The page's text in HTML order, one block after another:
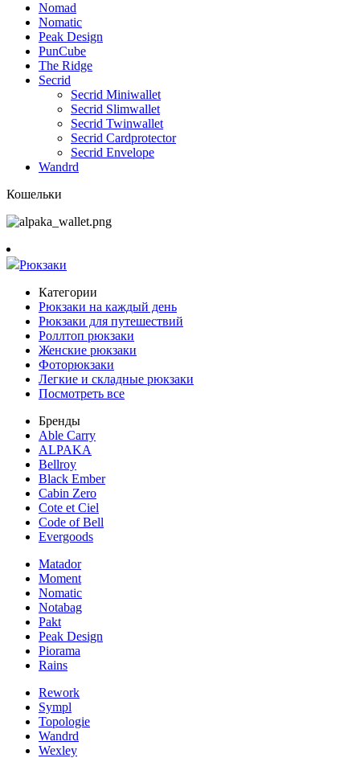
Nomad
Nomatic
Peak Design
PunCube
The Ridge
Secrid
Secrid Miniwallet
Secrid Slimwallet
Secrid Twinwallet
Secrid Cardprotector
Secrid Envelope
Wandrd
Кошельки
Рюкзаки
Категории
Рюкзаки на каждый день
Рюкзаки для путешествий
Роллтоп рюкзаки
Женские рюкзаки
Фоторюкзаки
Легкие и складные рюкзаки
Посмотреть все
Бренды
Able Carry
ALPAKA
Bellroy
Black Ember
Cabin Zero
Cote et Ciel
Code of Bell
Evergoods
Matador
Moment
Nomatic
Notabag
Pakt
Peak Design
Piorama
Rains
Rework
Sympl
Topologie
Wandrd
Wexley